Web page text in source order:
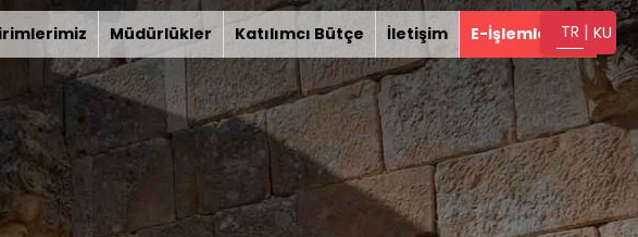
TR | KU
Müdürlükler Katılımcı Bütçe İletişim E-İşlemler